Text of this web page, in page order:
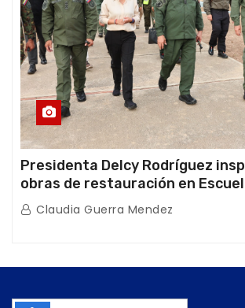
Presidenta Delcy Rodríguez
obras de restauración en
afectaciones sísmicas en La
Claudia Guerra Mendez